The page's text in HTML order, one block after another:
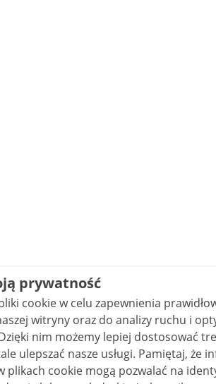
prywatność
cookie w celu zapewnienia
witryny oraz do analizy ruchu i
nasze usługi. Pamiętaj, że informacje
plikach cookie mogą pozwalać na